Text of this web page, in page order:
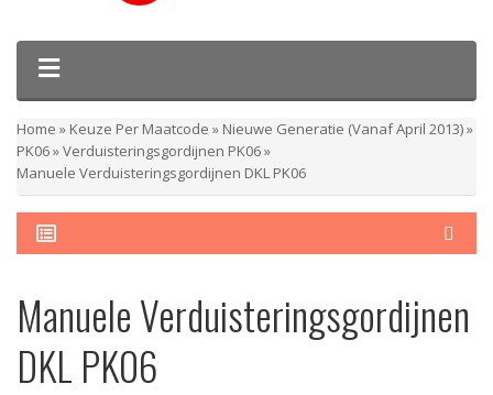
Home » Keuze Per Maatcode » Nieuwe Generatie (vanaf April 2013)»
PK06»Verduisteringsgordijnen PK06»
Manuele Verduisteringsgordijnen DKL PK06
Manuele Verduisteringsgordijnen
DKL PK06